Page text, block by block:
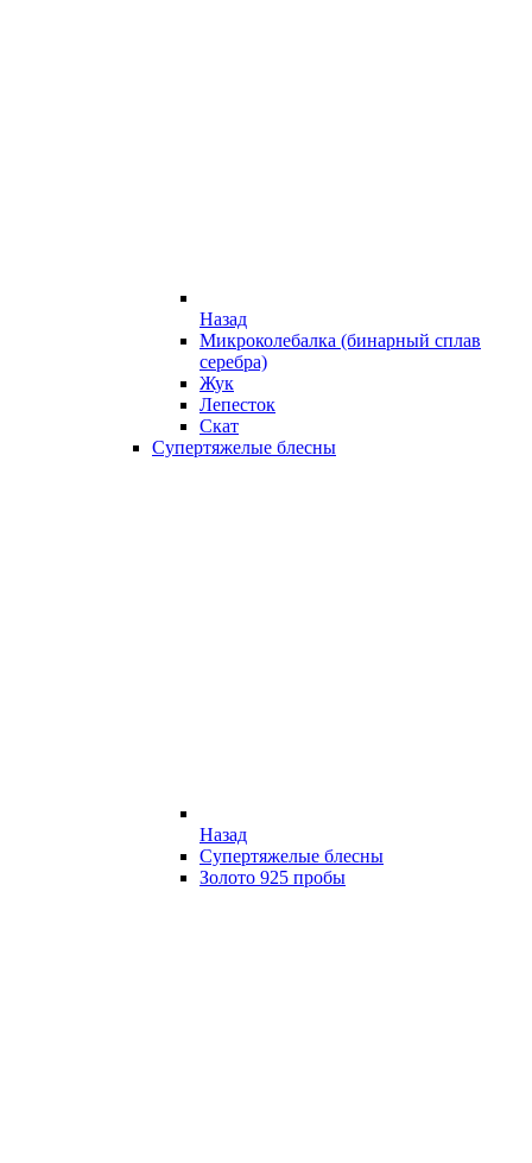
Назад
Микроколебалка (бинарный сплав
серебра)
Жук
Лепесток
Скат
Супертяжелые блесны
Назад
Супертяжелые блесны
Золото 925 пробы